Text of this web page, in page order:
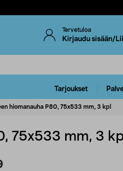
Tervetuloa
Kirjaudu sisään/
Tarjoukset
hiomanauha P80, 75x533 mm, 3 kpl
75x533 mm, 3